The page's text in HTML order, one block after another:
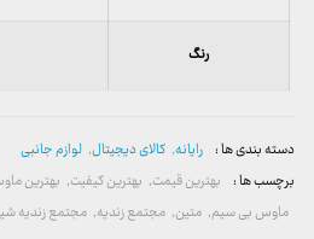
رنگ
دسته بندی ها : رایانه, کالای دیجیتال, لوازم جانبی
برچسب ها : بهترین قیمت, بهترین کیفیت, بهترین
ماوس بی سیم, متین, مجتمع زندیه, مجتمع زندیه